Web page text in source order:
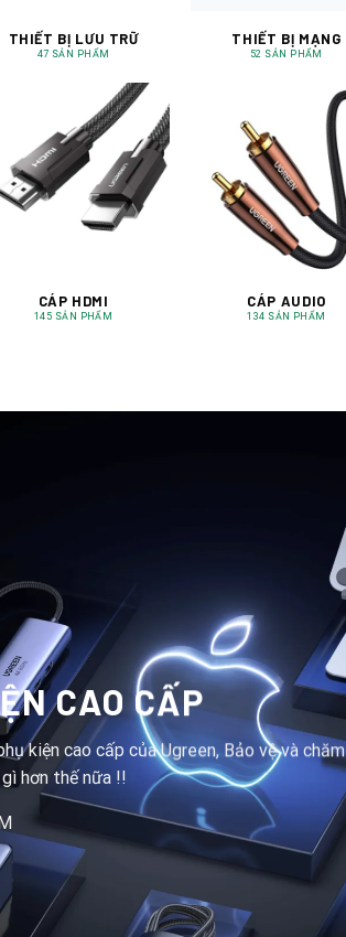
THIẾT BỊ LƯU TRỮ
47 SẢN PHẨM
THIẾT BỊ MẠNG
52 SẢN PHẨM
CÁP HDMI
145 SẢN PHẨM
CÁP AUDIO
134 SẢN PHẨM
CAO CẤP
kiện cao cấp của Ugreen, Bảo vệ và chăm
hơn thế nữa !!